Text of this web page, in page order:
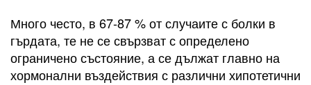
Много често, в 67-87 % от случаите с болки в
гърдата, те не се свързват с определено
ограничено състояние, а се дължат главно на
хормонални въздействия с различни хипотетични